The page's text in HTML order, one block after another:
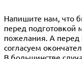
Напишите нам, что
перед подготовкой
пожелания. А перед
согласуем
В большинстве